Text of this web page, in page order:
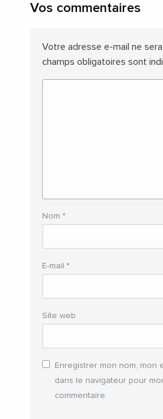
Vos commentaires
Votre adresse e-mail ne
champs obligatoires sont
Nom *
E-mail *
Site web
Enregistrer mon nom, mon
dans le navigateur pour
commentaire.